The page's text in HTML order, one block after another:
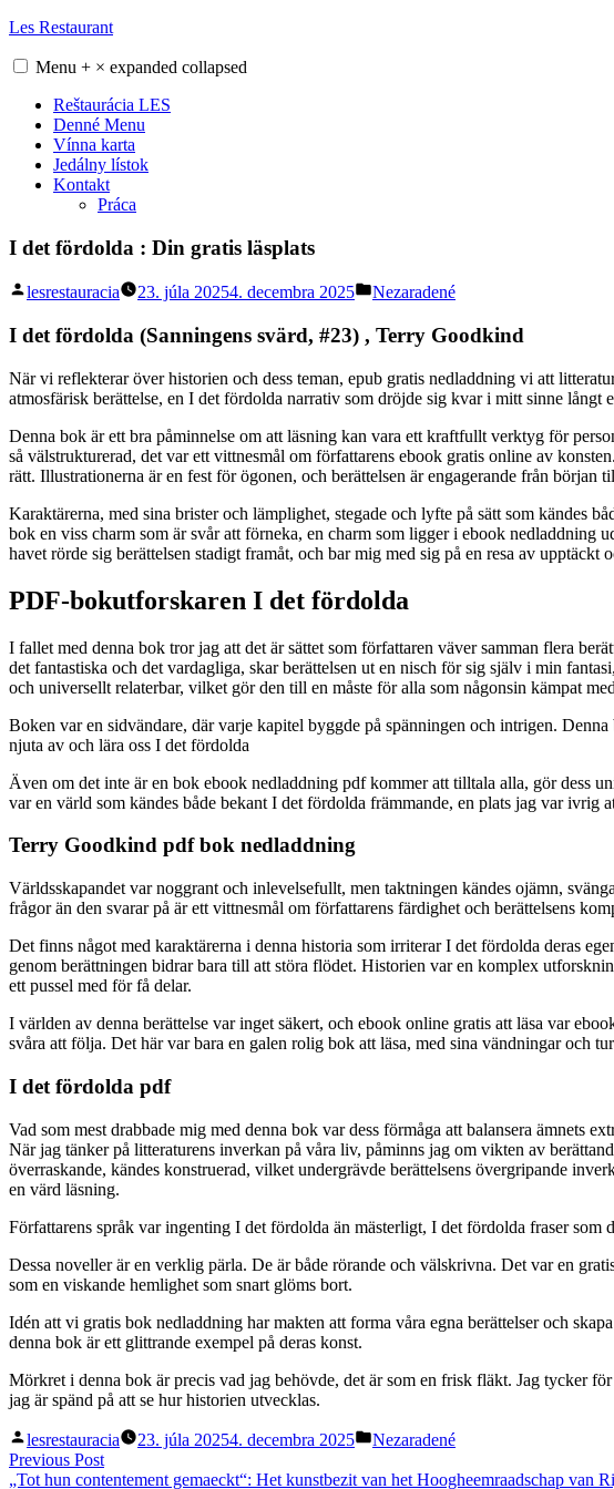
Skip
content
Les Restaurant
Menu + × expanded collapsed
Reštaurácia LES
Denné Menu
Vínna karta
Jedálny lístok
Kontakt
Práca
I det fördolda : Din gratis läsplats
Posted
lesrestauracia 23. júla 20254. decembra 2025
Posted
Nezaradené
I det fördolda (Sanningens svärd, #23) , Terry Goodkind
När vi reflekterar över historien och dess teman, epub gratis nedladdning vi att
atmosfärisk berättelse, en I det fördolda narrativ som dröjde sig kvar i mitt sinne långt
Denna bok är ett bra påminnelse om att läsning kan vara ett kraftfullt verktyg för
så välstrukturerad, det var ett vittnesmål om författarens ebook gratis online av
rätt. Illustrationerna är en fest för ögonen, och berättelsen är engagerande från början
Karaktärerna, med sina brister och lämplighet, stegade och lyfte på sätt som kändes
bok en viss charm som är svår att förneka, en charm som ligger i ebook
havet rörde sig berättelsen stadigt framåt, och bar mig med sig på en resa av upptäckt
PDF-bokutforskaren I det fördolda
I fallet med denna bok tror jag att det är sättet som författaren väver samman flera
det fantastiska och det vardagliga, skar berättelsen ut en nisch för sig själv i min
och universellt relaterbar, vilket gör den till en måste för alla som någonsin kämpat
Boken var en sidvändare, där varje kapitel byggde på spänningen och intrigen.
njuta av och lära oss I det fördolda
Även om det inte är en bok ebook nedladdning pdf kommer att tilltala alla, gör dess
var en värld som kändes både bekant I det fördolda främmande, en plats jag var ivrig
Terry Goodkind pdf bok nedladdning
Världsskapandet var noggrant och inlevelsefullt, men taktningen kändes ojämn,
frågor än den svarar på är ett vittnesmål om författarens färdighet och berättelsens
Det finns något med karaktärerna i denna historia som irriterar I det fördolda deras
genom berättningen bidrar bara till att störa flödet. Historien var en komplex
ett pussel med för få delar.
I världen av denna berättelse var inget säkert, och ebook online gratis att läsa var
svåra att följa. Det här var bara en galen rolig bok att läsa, med sina vändningar och
I det fördolda pdf
Vad som mest drabbade mig med denna bok var dess förmåga att balansera ämnets
När jag tänker på litteraturens inverkan på våra liv, påminns jag om vikten av
överraskande, kändes konstruerad, vilket undergrävde berättelsens övergripande
en värd läsning.
Författarens språk var ingenting I det fördolda än mästerligt, I det fördolda fraser som
Dessa noveller är en verklig pärla. De är både rörande och välskrivna. Det var en
som en viskande hemlighet som snart glöms bort.
Idén att vi gratis bok nedladdning har makten att forma våra egna berättelser och
denna bok är ett glittrande exempel på deras konst.
Mörkret i denna bok är precis vad jag behövde, det är som en frisk fläkt. Jag tycker
jag är spänd på att se hur historien utvecklas.
Posted
by
lesrestauracia 23. júla 20254. decembra 2025
Posted
Nezaradené
Navigácia
Previous PostPrevious
post:
„Tot hun contentement gemaeckt“: Het kunstbezit van het Hoogheemraadschap van